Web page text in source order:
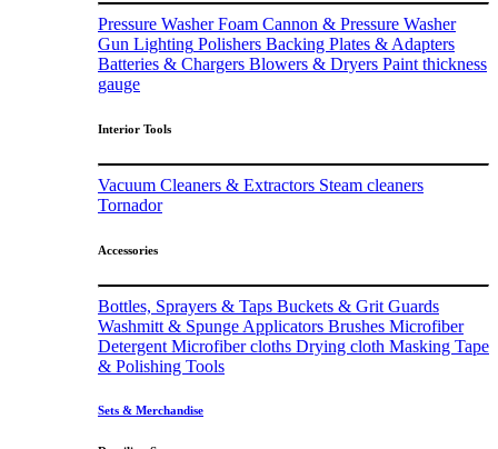
Pressure Washer Foam Cannon & Pressure Washer
Gun Lighting Polishers Backing Plates & Adapters
Batteries & Chargers Blowers & Dryers Paint thickness
gauge
Interior Tools
Vacuum Cleaners & Extractors Steam cleaners
Tornador
Accessories
Bottles, Sprayers & Taps Buckets & Grit Guards
Washmitt & Spunge Applicators Brushes Microfiber
Detergent Microfiber cloths Drying cloth Masking Tape
& Polishing Tools
Sets & Merchandise